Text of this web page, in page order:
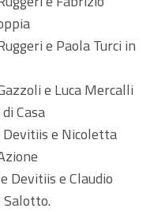
e Paola Turci in
e Luca Mercalli
Casa
e Nicoletta
Devitiis e Claudio